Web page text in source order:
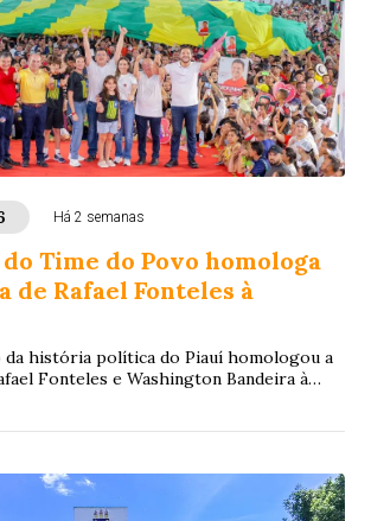
Há 2 semanas
Time do Povo homologa
de Rafael Fonteles à
da história política do Piauí homologou a
Fonteles e Washington Bandeira à